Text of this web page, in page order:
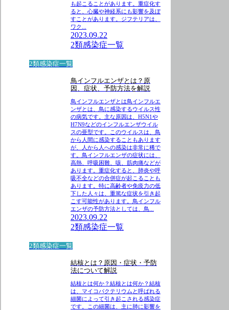
も起こることがあります。重症化す
ると、心臓や神経系にも影響を及ぼ
すことがあります。ジフテリアは、
ワク...
2023.09.22
2類感染症一覧
2類感染症一覧
鳥インフルエンザとは？原
因、症状、予防方法を解説
鳥インフルエンザとは鳥インフルエ
ンザとは、鳥に感染するウイルス性
の病気です。主な原因は、H5N1や
H7N9などのインフルエンザウイル
スの亜型です。このウイルスは、鳥
から人間に感染することもあります
が、人から人への感染は非常に稀で
す。鳥インフルエンザの症状には、
高熱、呼吸困難、咳、筋肉痛などが
あります。重症化すると、肺炎や呼
吸不全などの合併症が起こることも
あります。特に高齢者や免疫力の低
下した人々は、重篤な症状を引き起
こす可能性があります。鳥インフル
エンザの予防方法としては、鳥...
2023.09.22
2類感染症一覧
2類感染症一覧
結核とは？原因・症状・予防
法について解説
結核とは何か？結核とは何か？結核
は、マイコバクテリウムと呼ばれる
細菌によって引き起こされる感染症
です。この細菌は、主に肺に影響を